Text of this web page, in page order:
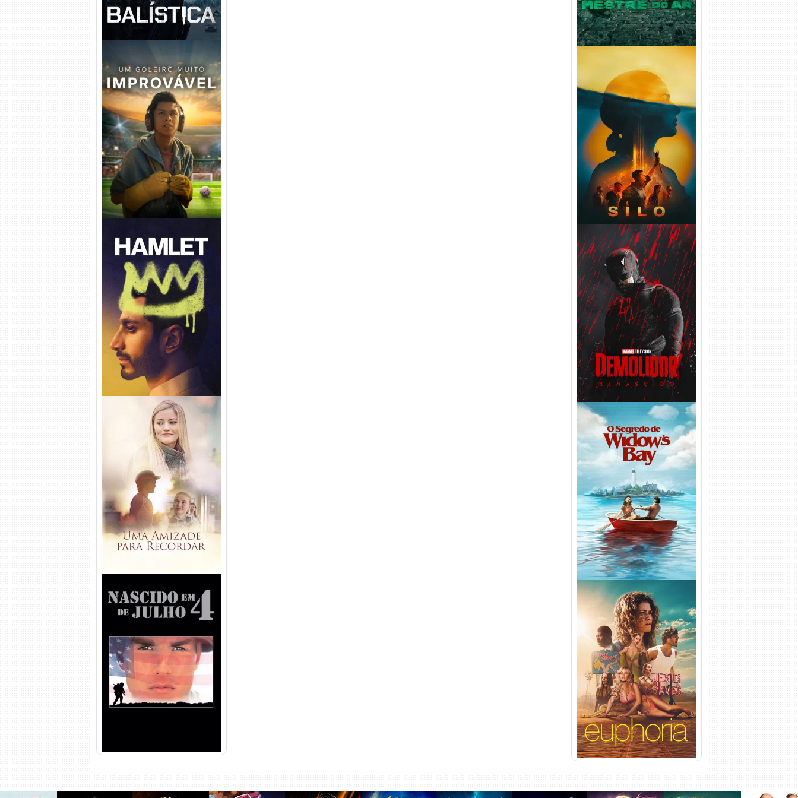
Um Goleiro Muito Improvável
Torrent (2026) WEB-DL 1080p
Dual Áudio
Hamlet Torrent (2026) WEB-
DL 1080p Dual Áudio
Uma Amizade para Recordar
Torrent (2025) WEB-DL 1080p
Dual Áudio
Nascido em 4 de Julho
Torrent (1989) WEB-DL 1080p
Dual Áudio
Silo 2ª Temporada (2024)
WEB-DL 1080p Dual Áudio
Demolidor: Renascido 2ª
Temporada (2026) WEB-DL
1080p Dual Áudio
O Segredo de Widow’s Bay
1ª Temporada Torrent (2026)
WEB-DL 1080p Dual Áudio
Euphoria 3ª Temporada
Torrent (2026) WEB-DL 1080p
Dual Áudio